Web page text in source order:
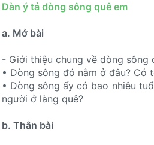
Dàn ý tả dòng sông quê em
a. Mở bài
- Giới thiệu chung về dòng sông
• Dòng sông đó nằm ở đâu? Có
• Dòng sông ấy có bao nhiêu
người ở làng quê?
b. Thân bài